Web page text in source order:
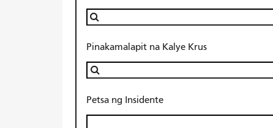
Pinakamalapit na Kalye Krus
Petsa ng Insidente